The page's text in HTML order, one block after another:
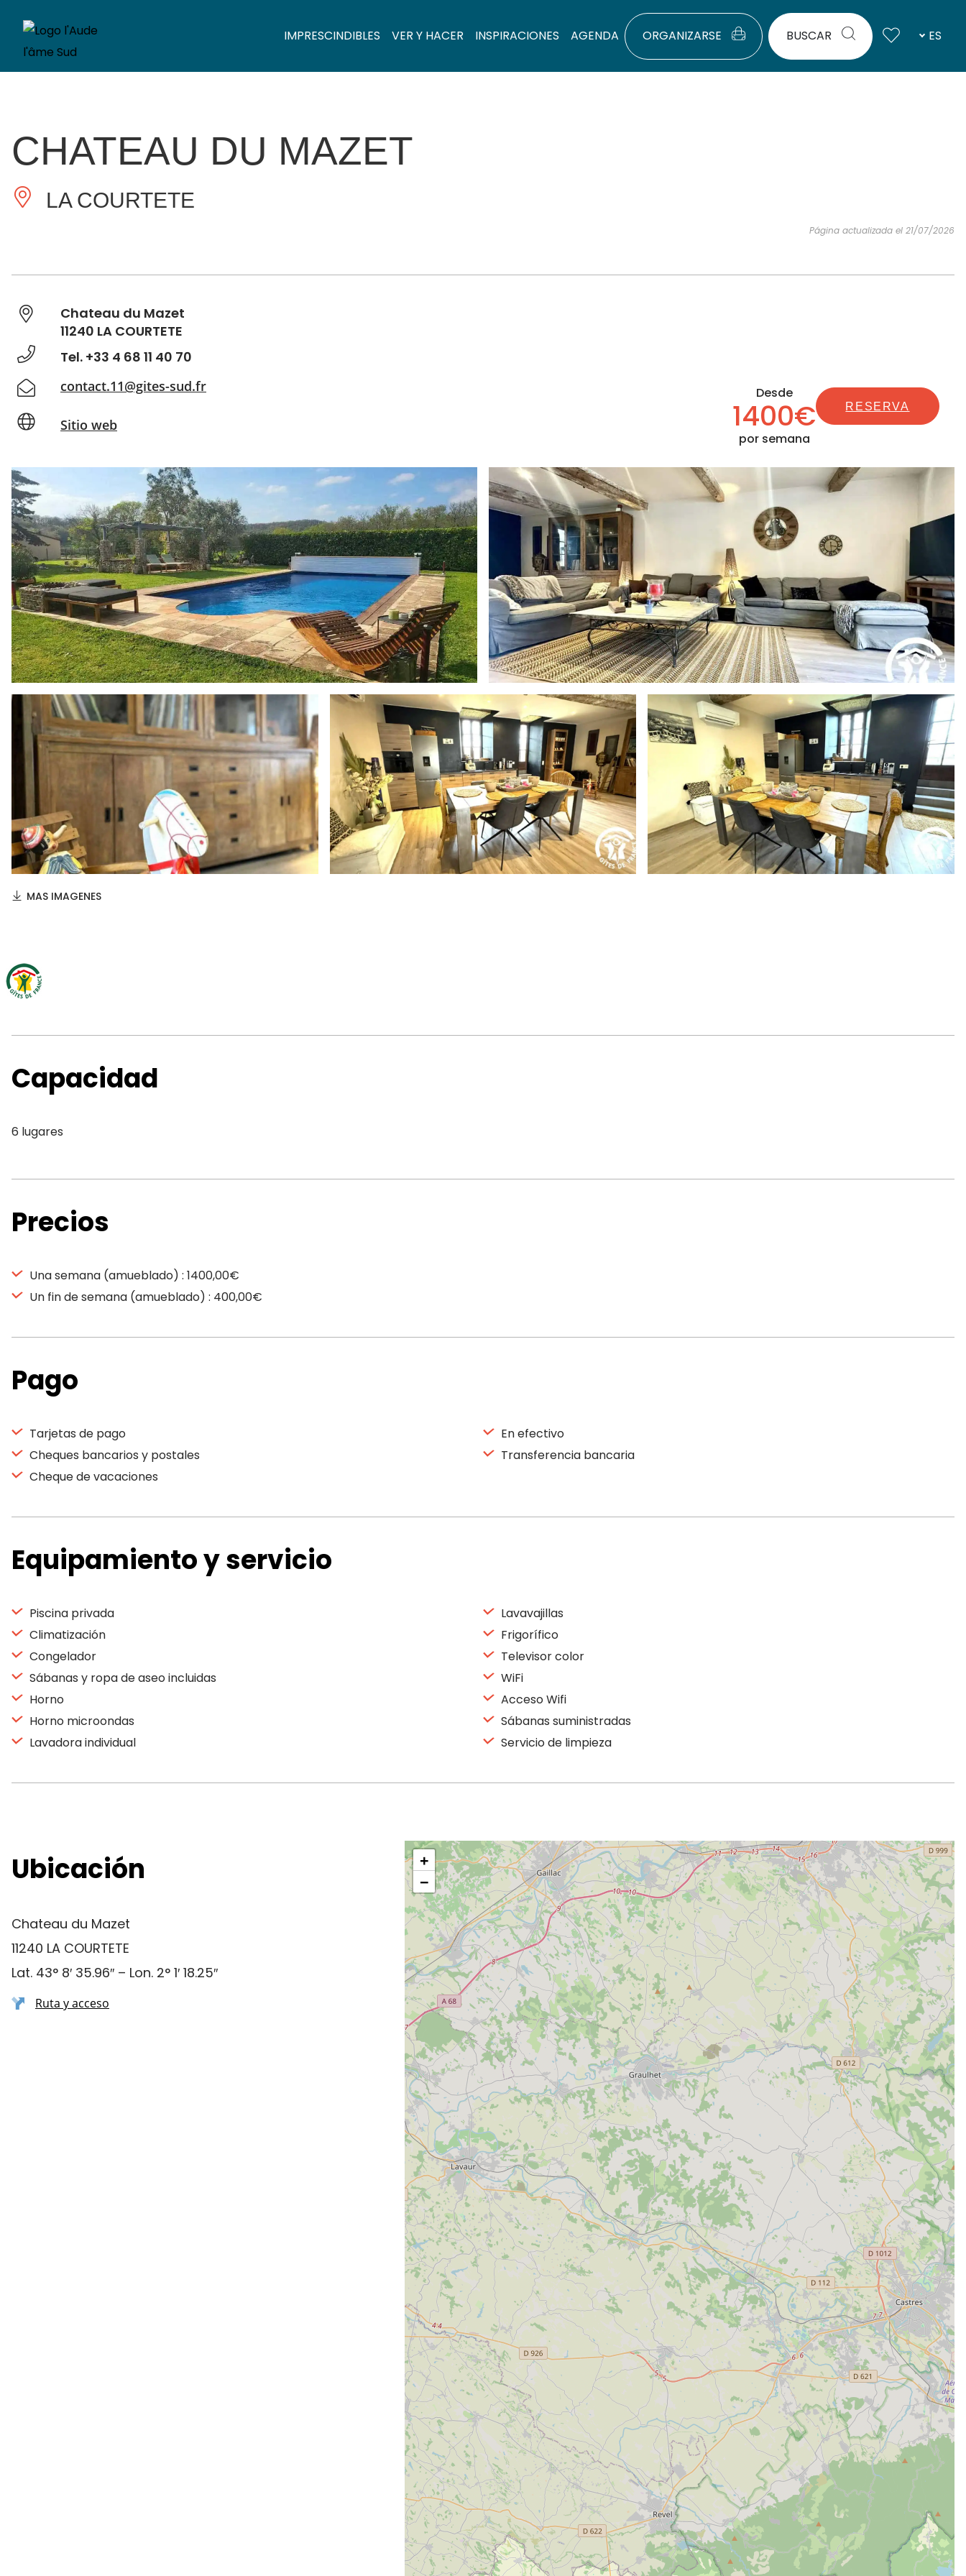
IMPRESCINDIBLES VER Y HACER INSPIRACIONES AGENDA ORGANIZARSE BUSCAR ES
CHATEAU DU MAZET
LA COURTETE
Página actualizada el 21/07/2026
Chateau du Mazet
11240 LA COURTETE
Tel. +33 4 68 11 40 70
contact.11@gites-sud.fr
Sitio web
Desde
1400€
por semana
RESERVA
MAS IMAGENES
Capacidad
6 lugares
Precios
Una semana (amueblado) : 1400,00€
Un fin de semana (amueblado) : 400,00€
Pago
Tarjetas de pago
Cheques bancarios y postales
Cheque de vacaciones
En efectivo
Transferencia bancaria
Equipamiento y servicio
Piscina privada
Climatización
Congelador
Sábanas y ropa de aseo incluidas
Horno
Horno microondas
Lavadora individual
Lavavajillas
Frigorífico
Televisor color
WiFi
Acceso Wifi
Sábanas suministradas
Servicio de limpieza
Ubicación
Chateau du Mazet
11240 LA COURTETE
Lat. 43° 8′ 35.96″ – Lon. 2° 1′ 18.25″
Ruta y acceso
+
−